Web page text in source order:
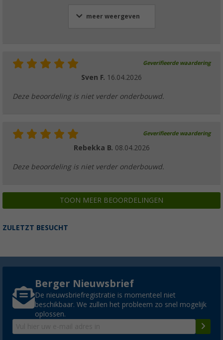
meer weergeven
Geverifieerde waardering
Sven F. 16.04.2026
Deze beoordeling is niet verder onderbouwd.
Geverifieerde waardering
Rebekka B. 08.04.2026
Deze beoordeling is niet verder onderbouwd.
TOON MEER BEOORDELINGEN
ZULETZT BESUCHT
Berger Nieuwsbrief
De nieuwsbriefregistratie is momenteel niet
beschikbaar. We zullen het probleem zo snel mogelijk
oplossen.